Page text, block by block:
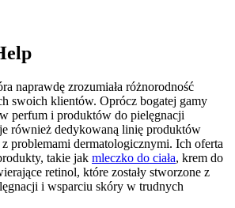
naprawdę zrozumiała różnorodność
swoich klientów. Oprócz bogatej gamy
perfum i produktów do pielęgnacji
również dedykowaną linię produktów
problemami dermatologicznymi. Ich oferta
takie jak mleczko do ciała, krem do
retinol, które zostały stworzone z
i wsparciu skóry w trudnych